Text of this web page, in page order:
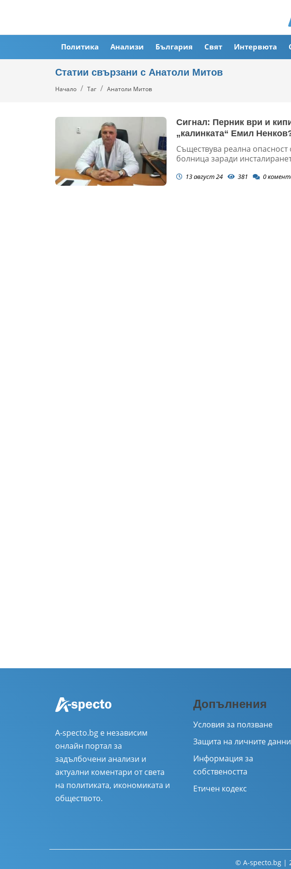
Политика Анализи България Свят Интервюта
Статии свързани с Анатоли Митов
Начало Таг Анатоли Митов
Сигнал: Перник ври и
„калинката“ Емил
Съществува реална опасност
болница заради
13 август 24 381 0
A-specto.bg е независим
онлайн портал за
задълбочени анализи и
актуални коментари от света
на политиката, икономиката и
обществото.
Допълнения
Условия за ползване
Защита на личните данни
Информация за
собствеността
Етичен кодекс
© A-specto.bg |